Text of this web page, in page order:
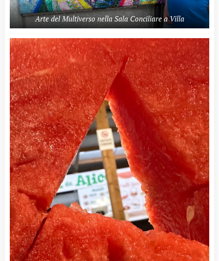
Arte del Multiverso nella Sala Conciliare a Villa